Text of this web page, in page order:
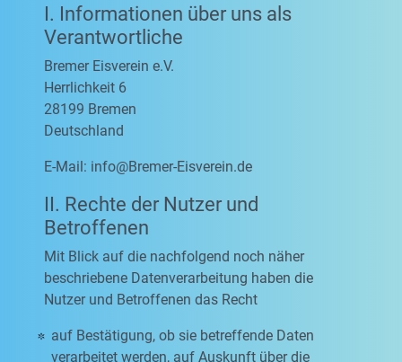
I. Informationen über uns als
Verantwortliche
Bremer Eisverein e.V.
Herrlichkeit 6
28199 Bremen
Deutschland
E-Mail: info@Bremer-Eisverein.de
II. Rechte der Nutzer und
Betroffenen
Mit Blick auf die nachfolgend noch näher
beschriebene Datenverarbeitung haben die
Nutzer und Betroffenen das Recht
auf Bestätigung, ob sie betreffende Daten
verarbeitet werden, auf Auskunft über die